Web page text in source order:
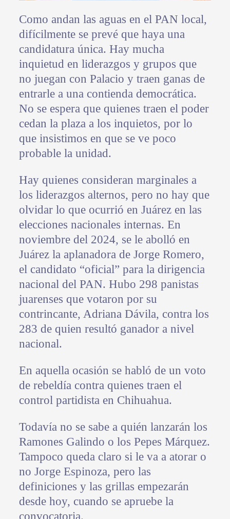
Como andan las aguas en el PAN local,
difícilmente se prevé que haya una
candidatura única. Hay mucha
inquietud en liderazgos y grupos que
no juegan con Palacio y traen ganas de
entrarle a una contienda democrática.
No se espera que quienes traen el poder
cedan la plaza a los inquietos, por lo
que insistimos en que se ve poco
probable la unidad.
Hay quienes consideran marginales a
los liderazgos alternos, pero no hay que
olvidar lo que ocurrió en Juárez en las
elecciones nacionales internas. En
noviembre del 2024, se le abolló en
Juárez la aplanadora de Jorge Romero,
el candidato “oficial” para la dirigencia
nacional del PAN. Hubo 298 panistas
juarenses que votaron por su
contrincante, Adriana Dávila, contra los
283 de quien resultó ganador a nivel
nacional.
En aquella ocasión se habló de un voto
de rebeldía contra quienes traen el
control partidista en Chihuahua.
Todavía no se sabe a quién lanzarán los
Ramones Galindo o los Pepes Márquez.
Tampoco queda claro si le va a atorar o
no Jorge Espinoza, pero las
definiciones y las grillas empezarán
desde hoy, cuando se apruebe la
convocatoria.